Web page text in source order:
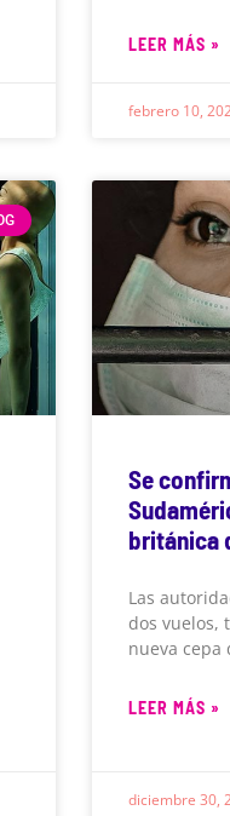
LEER MÁS »
febrero 10,
Se
británica
Las
dos vuelos,
nueva cepa
LEER MÁS »
diciembre 30,